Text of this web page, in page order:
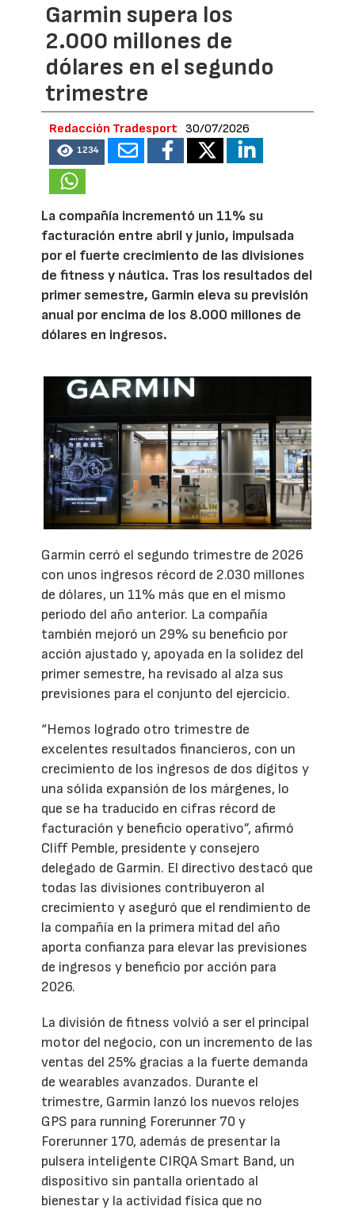
Garmin supera los
2.000 millones de
dólares en el segundo
trimestre
Redacción Tradesport 30/07/2026
1234
La compañía incrementó un 11% su
facturación entre abril y junio, impulsada
por el fuerte crecimiento de las divisiones
de fitness y náutica. Tras los resultados del
primer semestre, Garmin eleva su previsión
anual por encima de los 8.000 millones de
dólares en ingresos.
Garmin cerró el segundo trimestre de 2026
con unos ingresos récord de 2.030 millones
de dólares, un 11% más que en el mismo
periodo del año anterior. La compañía
también mejoró un 29% su beneficio por
acción ajustado y, apoyada en la solidez del
primer semestre, ha revisado al alza sus
previsiones para el conjunto del ejercicio.
“Hemos logrado otro trimestre de
excelentes resultados financieros, con un
crecimiento de los ingresos de dos dígitos y
una sólida expansión de los márgenes, lo
que se ha traducido en cifras récord de
facturación y beneficio operativo”, afirmó
Cliff Pemble, presidente y consejero
delegado de Garmin. El directivo destacó que
todas las divisiones contribuyeron al
crecimiento y aseguró que el rendimiento de
la compañía en la primera mitad del año
aporta confianza para elevar las previsiones
de ingresos y beneficio por acción para
2026.
La división de fitness volvió a ser el principal
motor del negocio, con un incremento de las
ventas del 25% gracias a la fuerte demanda
de wearables avanzados. Durante el
trimestre, Garmin lanzó los nuevos relojes
GPS para running Forerunner 70 y
Forerunner 170, además de presentar la
pulsera inteligente CIRQA Smart Band, un
dispositivo sin pantalla orientado al
bienestar y la actividad física que no